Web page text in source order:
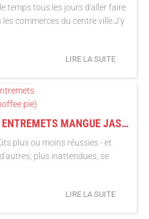
temps tous les jours d'aller faire
commerces du centre ville.J'y
LIRE LA SUITE
MANGO-JASMINE PIE - ENTREMETS MANGUE JASMIN (FAÇON BANOFFEE PIE)
plus ou moins réussies - et
plus inattendues, se
LIRE LA SUITE